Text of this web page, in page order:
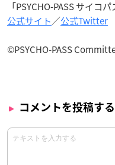
「PSYCHO-PASS サイコパ
公式サイト／公式Twitter
©PSYCHO-PASS
コメントを投稿する